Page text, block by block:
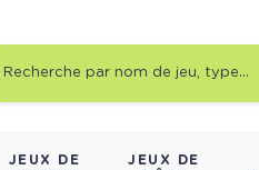
JEUX DE
JEUX DE